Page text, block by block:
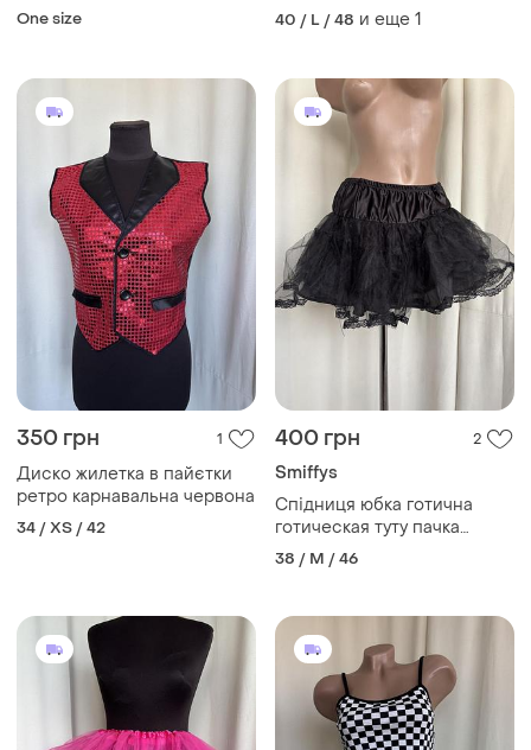
One size
октоберфест дірндль
дирндль вінтаж індпошив
40 / L / 48 и еще 1
350 грн 1
Диско жилетка в пайєтки
ретро карнавальна червона
34 / XS / 42
400 грн 2
Smiffys
Спідниця юбка готична
готическая туту пачка
пишна фатин
підспідничник
38 / M / 46